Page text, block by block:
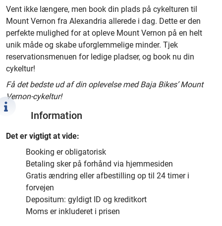
Vent ikke længere, men book din plads på cykelturen til
Mount Vernon fra Alexandria allerede i dag. Dette er den
perfekte mulighed for at opleve Mount Vernon på en helt
unik måde og skabe uforglemmelige minder. Tjek
reservationsmenuen for ledige pladser, og book nu din
cykeltur!
Få det bedste ud af din oplevelse med Baja Bikes’ Mount
Vernon-cykeltur!
Information
Det er vigtigt at vide:
Booking er obligatorisk
Betaling sker på forhånd via hjemmesiden
Gratis ændring eller afbestilling op til 24 timer i
forvejen
Depositum: gyldigt ID og kreditkort
Moms er inkluderet i prisen